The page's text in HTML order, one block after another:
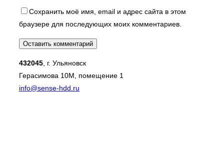
Сохранить моё имя, email и адрес сайта в этом
браузере для последующих моих комментариев.
432045, г. Ульяновск
Герасимова 10М, помещение 1
info@sense-hdd.ru